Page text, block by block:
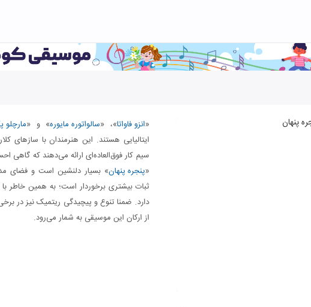
«انزو فاواتا»، «سالواتوره مایوره» و «مارچلو
ایتالیایی هستند. این هنرمندان با سازهای
سیم کار فوق‌العاده‌ای ارائه می‌دهند که گاهی
«پنجره پنهان» بسیار دلنشین است و فضای
ثبات بیشتری برخوردار است؛ به همین خاطر
دارد. ضمنا تنوع و پیچیدگی ریتمیک نیز در
از ارکان این موسیقی به شمار می‌رود.